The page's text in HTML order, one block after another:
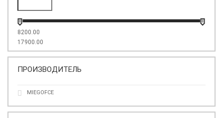
8200.00
17900.00
ПРОИЗВОДИТЕЛЬ
MIEGOFCE